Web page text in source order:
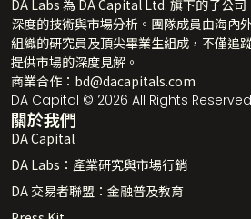
DA Labs 為 DA Capital Ltd. 旗下的子公
深度的技術與市場分析。團隊成員由海內
組織的研究員及頂尖畢業生組成，不僅追
提供市場的深度見解。
商業合作： bd@dacapitals.com
DA Capital © 2026 All Rights Reserved
關於我們
DA Capital
DA Labs：產業研究與市場行銷
DA 交易者聯盟：金融普及教育